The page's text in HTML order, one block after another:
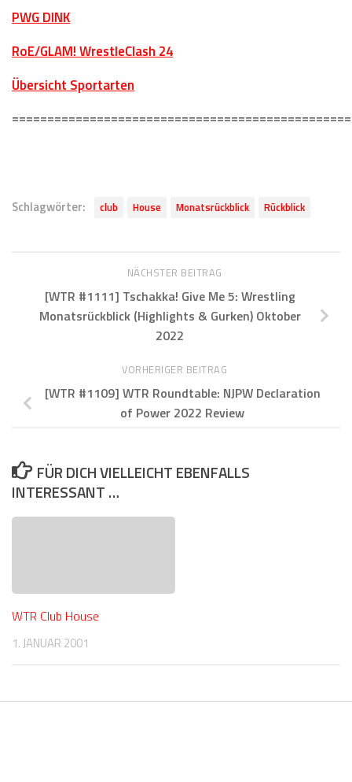
PWG DINK
RoE/GLAM! WrestleClash 24
Übersicht Sportarten
Schlagwörter: club House Monatsrückblick Rückblick
NÄCHSTER BEITRAG
[WTR #1111] Tschakka! Give Me 5: Wrestling
Monatsrückblick (Highlights & Gurken) Oktober
2022
VORHERIGER BEITRAG
[WTR #1109] WTR Roundtable: NJPW Declaration
of Power 2022 Review
FÜR DICH VIELLEICHT EBENFALLS
INTERESSANT …
WTR Club House
1. JANUAR 2001